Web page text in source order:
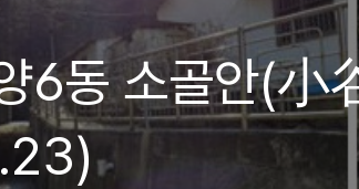
6동 소골안(小